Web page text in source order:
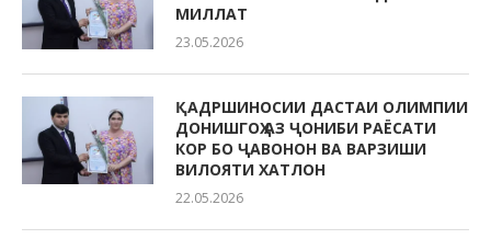
МИЛЛАТ
23.05.2026
ҚАДРШИНОСИИ ДАСТАИ ОЛИМПИИ
ДОНИШГОҲ АЗ ҶОНИБИ РАЁСАТИ
КОР БО ҶАВОНОН ВА ВАРЗИШИ
ВИЛОЯТИ ХАТЛОН
22.05.2026